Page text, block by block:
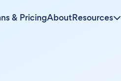
& PricingAboutResources